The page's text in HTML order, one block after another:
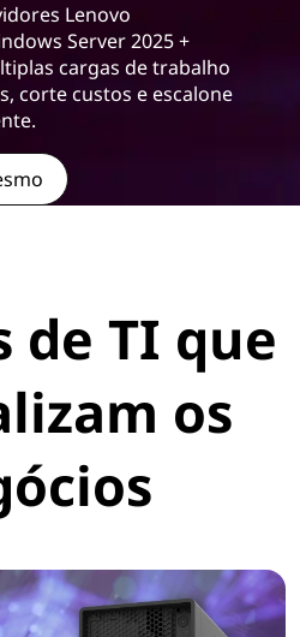
Lenovo
Server 2025 +
cargas de trabalho
corte custos e escalone
de TI que
os